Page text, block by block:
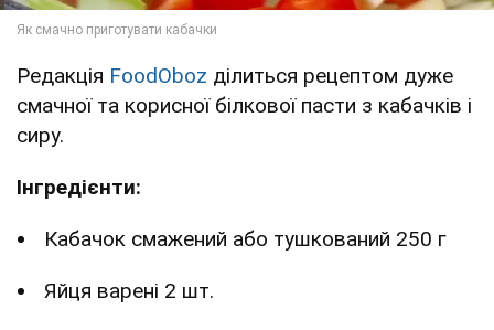
Редакція FoodOboz ділиться рецептом дуже
смачної та корисної білкової пасти з кабачків і
сиру.
Інгредієнти:
Кабачок смажений або тушкований 250 г
Яйця варені 2 шт.